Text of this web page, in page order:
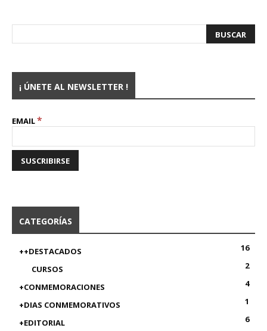
¡ ÚNETE AL NEWSLETTER !
EMAIL*
CATEGORÍAS
++DESTACADOS
16
CURSOS
2
+CONMEMORACIONES
4
+DIAS CONMEMORATIVOS
1
+EDITORIAL
6